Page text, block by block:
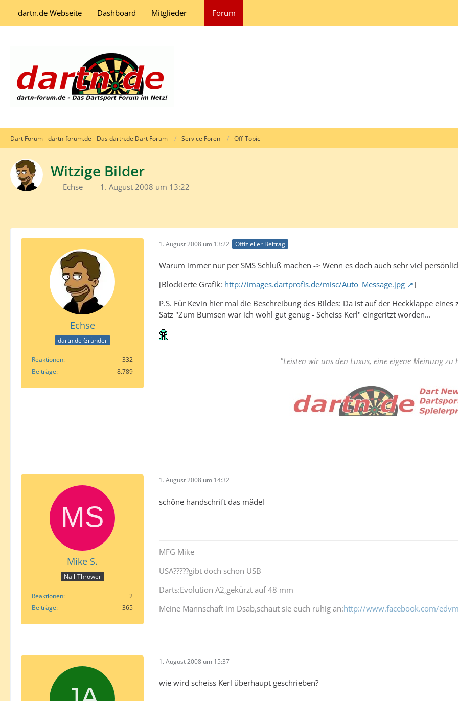
dartn.de Webseite Dashboard Mitglieder Forum
Dart Forum - dartn-forum.de - Das dartn.de Dart Forum Service Foren Off-Topic
Witzige Bilder
Echse 1. August 2008 um 13:22
Echse
dartn.de Gründer
Reaktionen
332
Beiträge
8.789
1. August 2008 um 13:22 Offizieller Beitrag
Warum immer nur per SMS Schluß machen -> Wenn es doch auch sehr viel
[Blockierte Grafik: http://images.dartprofis.de/misc/Auto_Message.jpg
]
P.S. Für Kevin hier mal die Beschreibung des Bildes: Da ist auf der Heckklappe
Satz "Zum Bumsen war ich wohl gut genug - Scheiss Kerl" eingeritzt worden...
"Leisten wir uns den Luxus, eine eigene Meinung
Mike S.
Nail-Thrower
Reaktionen
2
Beiträge
365
1. August 2008 um 14:32
schöne handschrift das mädel
MFG Mike
USA?????gibt doch schon USB
Darts:Evolution A2,gekürzt auf 48 mm
Meine Mannschaft im Dsab,schaut sie euch ruhig an:http://www.facebook.com/
1. August 2008 um 15:37
wie wird scheiss Kerl überhaupt geschrieben?